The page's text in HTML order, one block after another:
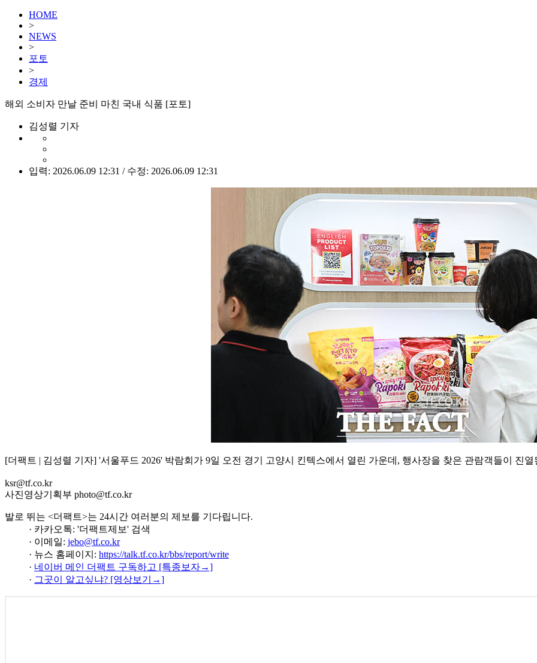
HOME
>
NEWS
>
포토
>
경제
해외 소비자 만날 준비 마친 국내 식품 [포토]
김성렬 기자
입력: 2026.06.09 12:31 / 수정: 2026.06.09 12:31
[더팩트 | 김성렬 기자] '서울푸드 2026' 박람회가 9일 오전 경기 고양시 킨텍스에서 열린 가운데, 행사장을 찾은 관람객들이 진
ksr@tf.co.kr
사진영상기획부 photo@tf.co.kr
발로 뛰는 <더팩트>는 24시간 여러분의 제보를 기다립니다.
· 카카오톡: '더팩트제보' 검색
· 이메일: jebo@tf.co.kr
· 뉴스 홈페이지: https://talk.tf.co.kr/bbs/report/write
· 네이버 메인 더팩트 구독하고 [특종보자→]
· 그곳이 알고싶냐? [영상보기→]